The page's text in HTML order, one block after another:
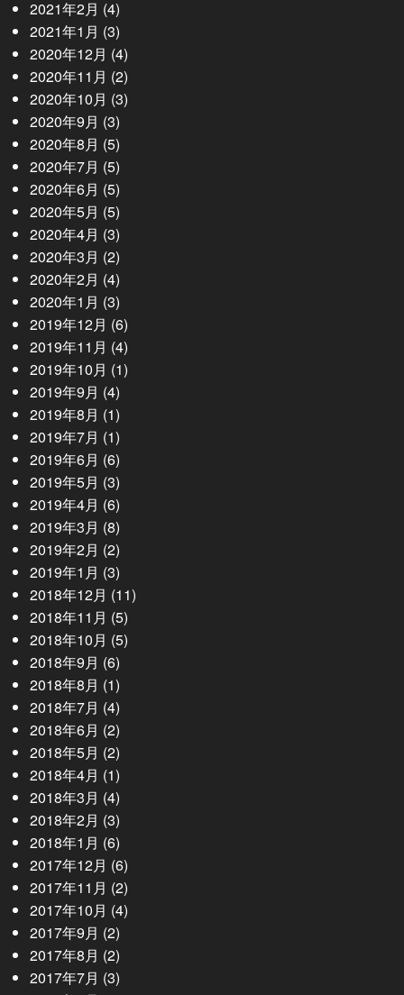
2021年2月 (4)
2021年1月 (3)
2020年12月 (4)
2020年11月 (2)
2020年10月 (3)
2020年9月 (3)
2020年8月 (5)
2020年7月 (5)
2020年6月 (5)
2020年5月 (5)
2020年4月 (3)
2020年3月 (2)
2020年2月 (4)
2020年1月 (3)
2019年12月 (6)
2019年11月 (4)
2019年10月 (1)
2019年9月 (4)
2019年8月 (1)
2019年7月 (1)
2019年6月 (6)
2019年5月 (3)
2019年4月 (6)
2019年3月 (8)
2019年2月 (2)
2019年1月 (3)
2018年12月 (11)
2018年11月 (5)
2018年10月 (5)
2018年9月 (6)
2018年8月 (1)
2018年7月 (4)
2018年6月 (2)
2018年5月 (2)
2018年4月 (1)
2018年3月 (4)
2018年2月 (3)
2018年1月 (6)
2017年12月 (6)
2017年11月 (2)
2017年10月 (4)
2017年9月 (2)
2017年8月 (2)
2017年7月 (3)